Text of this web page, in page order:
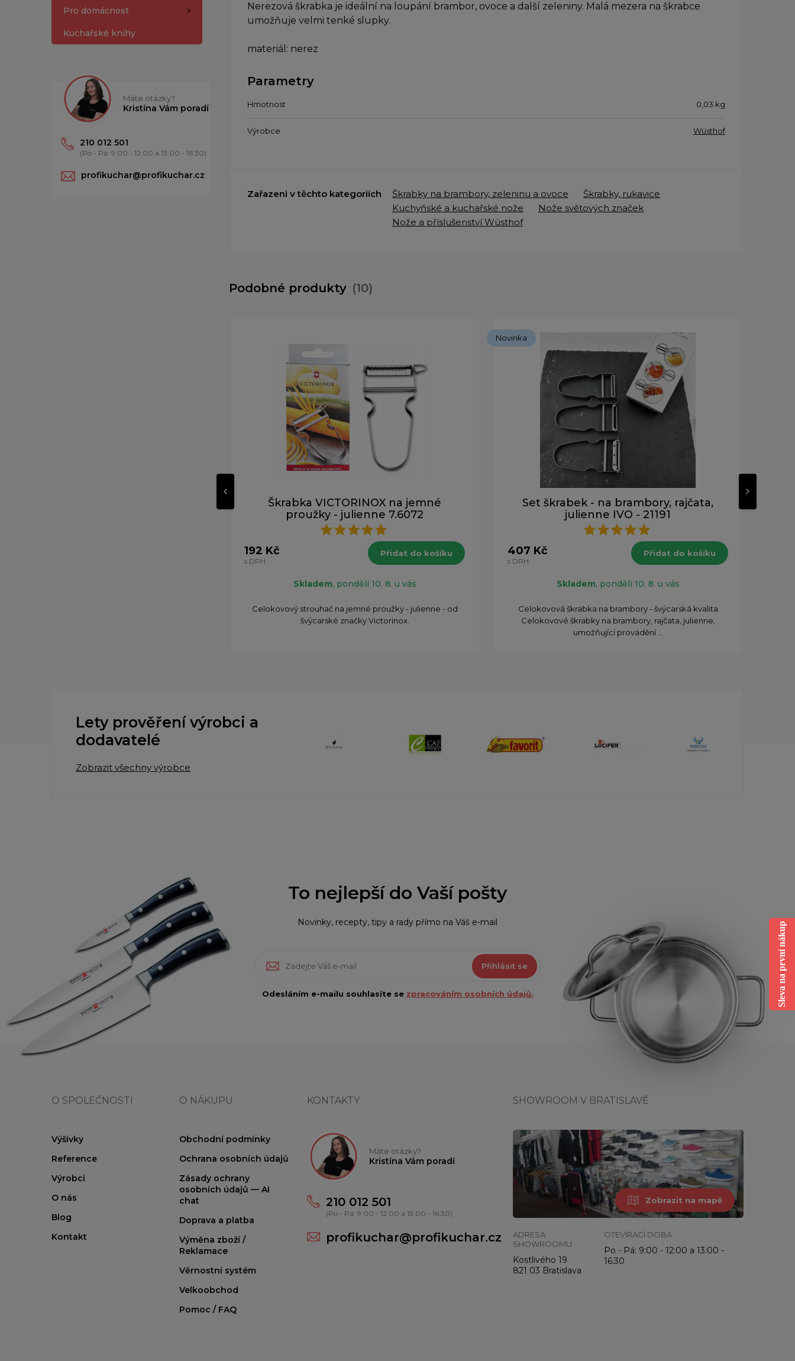
Pro domácnost
Kuchařské knihy
Máte otázky?
Kristína Vám poradí
210 012 501
(Po - Pá: 9:00 - 12:00 a 13:00 - 16:30)
profikuchar@profikuchar.cz
Nerezová škrabka je ideální na loupání brambor, ovoce a další zeleniny. Malá mezera na škrabce
umožňuje velmi tenké slupky.
materiál: nerez
Parametry
Hmotnost 0,03 kg
Výrobce Wüsthof
Zařazeni v těchto kategoriích Škrabky na brambory, zeleninu a ovoce
Škrabky, rukavice
Kuchyňské a kuchařské nože
Nože světových značek
Nože a příslušenství Wüsthof
Podobné produkty (10)
Škrabka VICTORINOX na jemné
proužky - julienne 7.6072
192 Kč
s DPH
Přidat do košíku
Skladem, pondělí 10. 8. u vás
Celokovový strouhač na jemné proužky - julienne - od
švýcarské značky Victorinox.
Novinka
Set škrabek - na brambory, rajčata,
julienne IVO - 21191
407 Kč
s DPH
Přidat do košíku
Skladem, pondělí 10. 8. u vás
Celokovová škrabka na brambory - švýcarská kvalita
Celokovové škrabky na brambory, rajčata, julienne,
umožňující provádění ...
Lety prověření výrobci a
dodavatelé
Zobrazit všechny výrobce
To nejlepší do Vaší pošty
Novinky, recepty, tipy a rady přímo na Váš e-mail
Přihlásit se
Odesláním e-mailu souhlasíte se zpracováním osobních údajů.
O SPOLEČNOSTI
Výšivky
Reference
Výrobci
O nás
Blog
Kontakt
O NÁKUPU
Obchodní podmínky
Ochrana osobních údajů
Zásady ochrany
osobních údajů — AI
chat
Doprava a platba
Výměna zboží /
Reklamace
Věrnostní systém
Velkoobchod
Pomoc / FAQ
KONTAKTY
Máte otázky?
Kristína Vám poradí
210 012 501
(Po - Pá: 9:00 - 12:00 a 13:00 - 16:30)
profikuchar@profikuchar.cz
SHOWROOM V BRATISLAVĚ
Zobrazit na mapě
ADRESA
SHOWROOMU
Kostlivého 19
821 03 Bratislava
OTEVÍRACÍ DOBA
Po - Pá: 9:00 - 12:00 a 13:00 -
16:30
Sleva na první nákup